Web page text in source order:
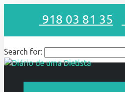
918 03 81 35
Search for: